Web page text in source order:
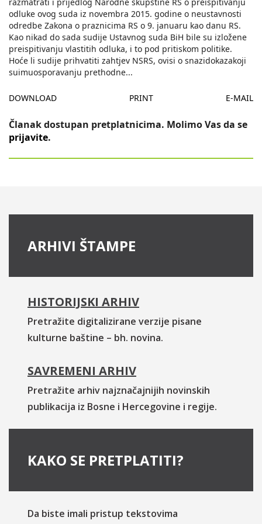
razmatrati i prijedlog Narodne skupštine RS o preispitivanju
odluke ovog suda iz novembra 2015. godine o neustavnosti
odredbe Zakona o praznicima RS o 9. januaru kao danu RS.
Kao nikad do sada sudije Ustavnog suda BiH bile su izložene
preispitivanju vlastitih odluka, i to pod pritiskom politike.
Hoće li sudije prihvatiti zahtjev NSRS, ovisi o snazidokazakoji
suimuosporavanju prethodne...
DOWNLOAD PRINT E-MAIL
Članak dostupan pretplatnicima. Molimo Vas da se
prijavite.
ARHIVI ŠTAMPE
HISTORIJSKI ARHIV
Pretražite digitalizirane verzije pisane
kulturne baštine – bh. novina.
SAVREMENI ARHIV
Pretražite arhiv najznačajnijih novinskih
publikacija iz Bosne i Hercegovine i regije.
KAKO SE PRETPLATITI?
Da biste imali pristup tekstovima